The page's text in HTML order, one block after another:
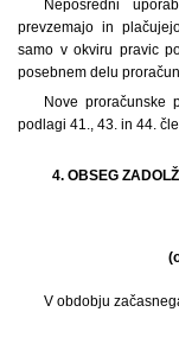
Neposredni
prevzemajo in
samo v okviru pravic
posebnem delu
Nove proračunske
podlagi 41., 43. in 44.
4. OBSEG
V obdobju